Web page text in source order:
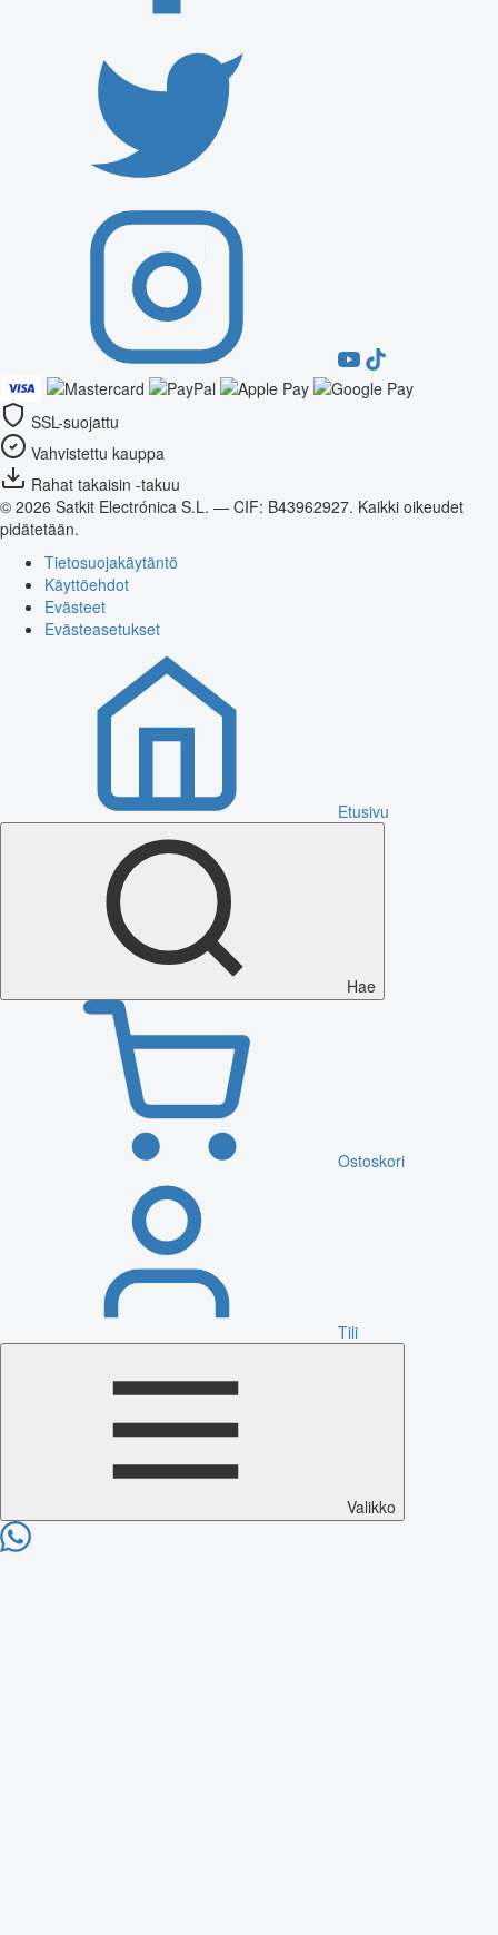
SSL-suojattu
Vahvistettu kauppa
Rahat takaisin -takuu
© 2026 Satkit Electrónica S.L. — CIF: B43962927. Kaikki oikeudet
pidätetään.
Tietosuojakäytäntö
Käyttöehdot
Evästeet
Evästeasetukset
Etusivu
Hae
Ostoskori
Tili
Valikko